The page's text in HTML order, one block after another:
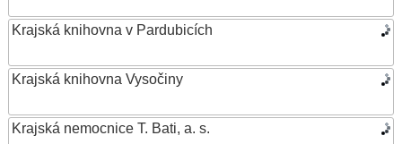
Krajská knihovna v Pardubicích
Krajská knihovna Vysočiny
Krajská nemocnice T. Bati, a. s.